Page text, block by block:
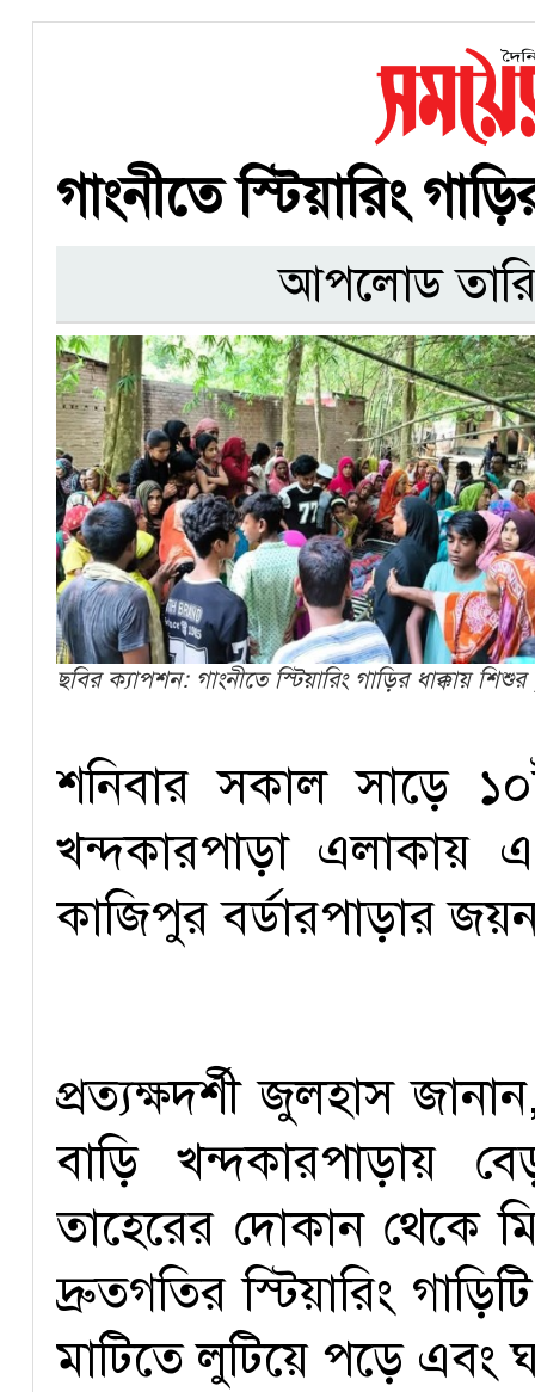
গাংনীতে স্টিয়ারিং
আপলোড
ছবির ক্যাপশন: গাংনীতে স্টিয়ারিং গাড়ির ধাক্কায়
শনিবার সকাল সাড়ে
খন্দকারপাড়া এলাকায়
কাজিপুর বর্ডারপাড়ার
প্রত্যক্ষদর্শী জুলহাস
বাড়ি খন্দকারপাড়ায়
তাহেরের দোকান থেকে
দ্রুতগতির স্টিয়ারিং
মাটিতে লুটিয়ে পড়ে এবং